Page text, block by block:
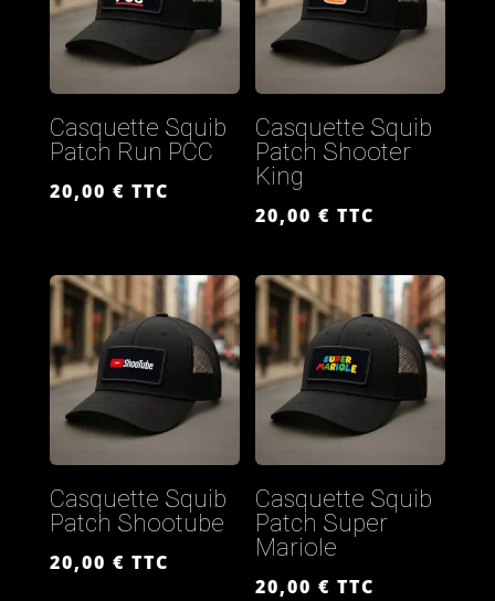
Casquette Squib
Patch Run PCC
20,00 € TTC
Casquette Squib
Patch Shooter
King
20,00€ TTC
Casquette Squib
Patch Shootube
20,00 € TTC
Casquette Squib
Patch Super
Mariole
20,00€ TTC